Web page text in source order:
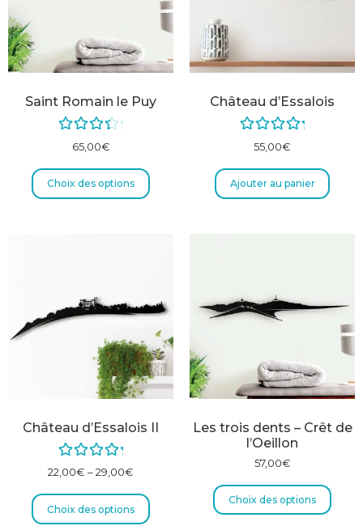
Saint Romain le Puy
Note 4.00
65,00€
Choix des options
Château d’Essalois
Note5.00
55,00€
Ajouter au panier
Château d’Essalois II
Note
5.00
22,00€ –29,00€
Choix des options
Les trois dents – Crêt de
l’Oeillon
57,00€
Choix des options